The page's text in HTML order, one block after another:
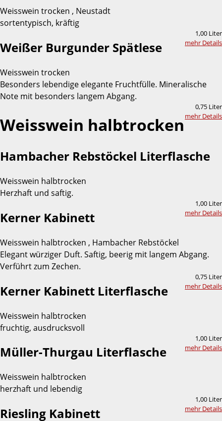
Weisswein trocken , Neustadt
sortentypisch, kräftig
1,00 Liter
mehr Details
Weißer Burgunder Spätlese
Weisswein trocken
Besonders lebendige elegante Fruchtfülle. Mineralische
Note mit besonders langem Abgang.
0,75 Liter
mehr Details
Weisswein halbtrocken
Hambacher Rebstöckel Literflasche
Weisswein halbtrocken
Herzhaft und saftig.
1,00 Liter
mehr Details
Kerner Kabinett
Weisswein halbtrocken , Hambacher Rebstöckel
Elegant würziger Duft. Saftig, beerig mit langem Abgang.
Verführt zum Zechen.
0,75 Liter
mehr Details
Kerner Kabinett Literflasche
Weisswein halbtrocken
fruchtig, ausdrucksvoll
1,00 Liter
mehr Details
Müller-Thurgau Literflasche
Weisswein halbtrocken
herzhaft und lebendig
1,00 Liter
mehr Details
Riesling Kabinett